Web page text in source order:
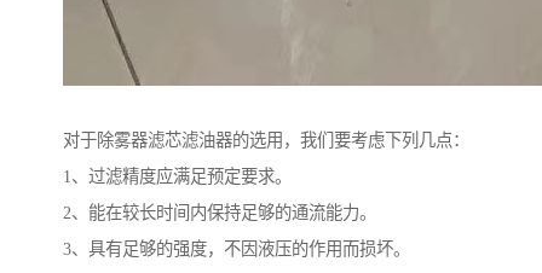
对于除雾器滤芯滤油器的选用，我们要考虑下列几点：
1、过滤精度应满足预定要求。
2、能在较长时间内保持足够的通流能力。
3、具有足够的强度，不因液压的作用而损坏。